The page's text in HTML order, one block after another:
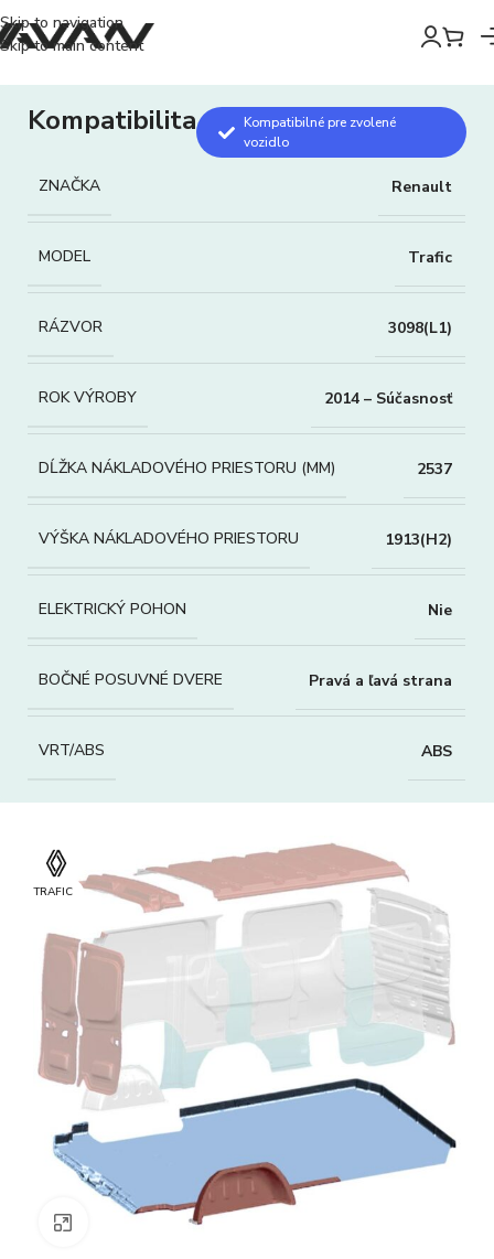
Skip to navigation
Skip to main content
Kompatibilita
Kompatibilné pre zvolené
vozidlo
ZNAČKA Renault
MODEL Trafic
RÁZVOR 3098(L1)
ROK VÝROBY 2014 – Súčasnosť
DĹŽKA NÁKLADOVÉHO PRIESTORU (MM) 2537
VÝŠKA NÁKLADOVÉHO PRIESTORU 1913(H2)
ELEKTRICKÝ POHON Nie
BOČNÉ POSUVNÉ DVERE Pravá a ľavá strana
VRT/ABS ABS
TRAFIC
Zväčšiť obrázok